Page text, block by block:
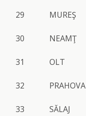
29 MUREŞ
30 NEAMŢ
31 OLT
32 PRAHOVA
33 SĂLAJ